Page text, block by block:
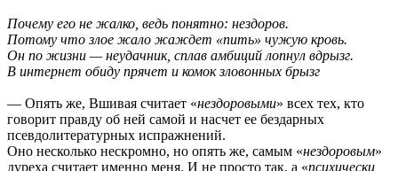
Почему его не жалко, ведь понятно: нездоров.
Потому что злое жало жаждет «пить» чужую кровь.
Он по жизни — неудачник, сплав амбиций лопнул вдрызг.
В интернет обиду прячет и комок зловонных брызг
— Опять же, Вшивая считает «нездоровыми» всех тех, кто
говорит правду об ней самой и насчет ее бездарных
псевдолитературных испражнений.
Оно несколько нескромно, но опять же, самым «нездоровым»
дуреха считает именно меня. И не просто так, а «психически